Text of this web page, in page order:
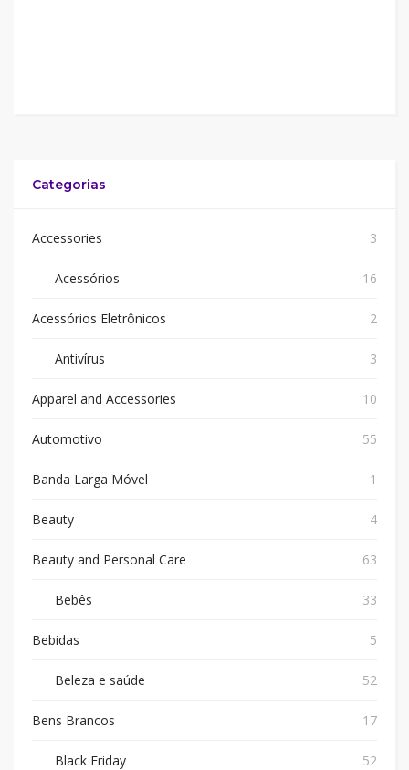
Categorias
Accessories 3
Acessórios 16
Acessórios Eletrônicos 2
Antivírus 3
Apparel and Accessories 10
Automotivo 55
Banda Larga Móvel 1
Beauty 4
Beauty and Personal Care 63
Bebês 33
Bebidas 5
Beleza e saúde 52
Bens Brancos 17
Black Friday 52